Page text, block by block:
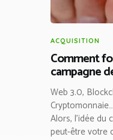
ACQUISITION
Comment
campagne
Web 3.0,
Alors, l’idée du
peut-être votre